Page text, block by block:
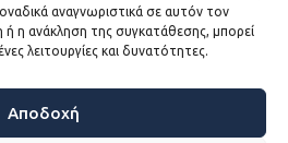
αναγνωριστικά σε αυτόν τον
η ανάκληση της συγκατάθεσης, μπορεί
λειτουργίες και δυνατότητες.
Αποδοχή
Ακολουθείστε